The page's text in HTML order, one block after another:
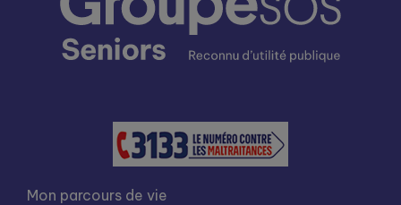
Mon parcours de vie